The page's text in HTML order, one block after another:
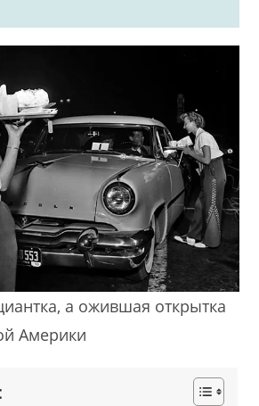
а ожившая открытка
Америки